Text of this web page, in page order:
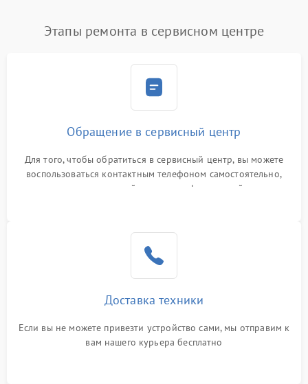
Этапы ремонта в сервисном центре
Обращение в сервисный центр
Для того, чтобы обратиться в сервисный центр, вы можете
воспользоваться контактным телефоном самостоятельно,
или оставить свой номер телефона на сайте
Доставка техники
Если вы не можете привезти устройство сами, мы отправим к
вам нашего курьера бесплатно